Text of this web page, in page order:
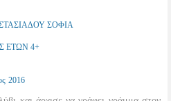
ΣΟΦΙΑ
ΕΤΩΝ 4+
2016